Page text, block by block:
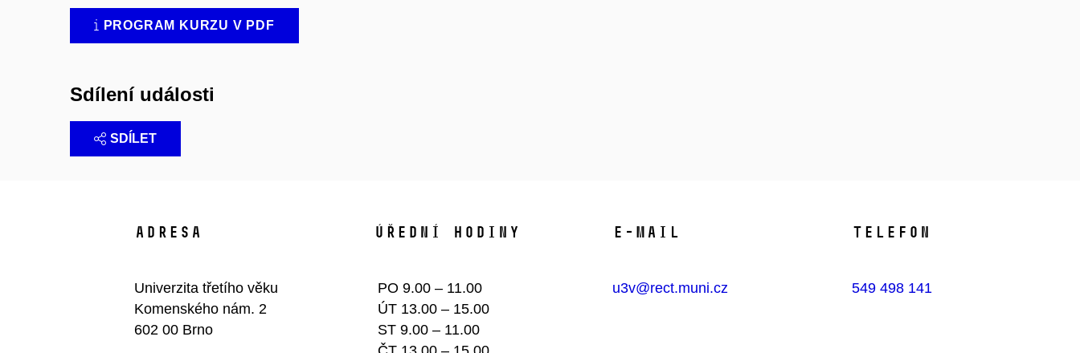
PROGRAM KURZU V PDF
Sdílení události
SDÍLET
Adresa
Univerzita třetího věku
Komenského nám. 2
602 00 Brno
Úřední hodiny​
PO 9.00 – 11.00
ÚT 13.00 – 15.00
ST 9.00 – 11.00
E-mail
u3v@rect.muni.cz
Telefon
549 498 141